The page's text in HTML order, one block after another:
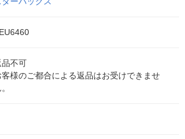
品不可
客様のご都合による返品はお受けできませ